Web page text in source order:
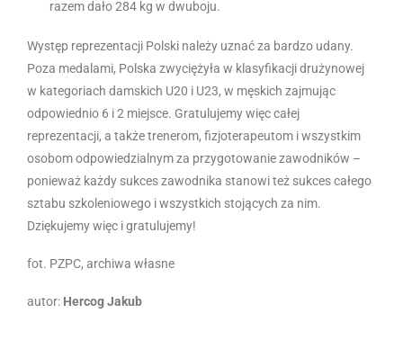
razem dało 284 kg w dwuboju.
Występ reprezentacji Polski należy uznać za bardzo udany.
Poza medalami, Polska zwyciężyła w klasyfikacji drużynowej
w kategoriach damskich U20 i U23, w męskich zajmując
odpowiednio 6 i 2 miejsce. Gratulujemy więc całej
reprezentacji, a także trenerom, fizjoterapeutom i wszystkim
osobom odpowiedzialnym za przygotowanie zawodników –
ponieważ każdy sukces zawodnika stanowi też sukces całego
sztabu szkoleniowego i wszystkich stojących za nim.
Dziękujemy więc i gratulujemy!
fot. PZPC, archiwa własne
autor: Hercog Jakub